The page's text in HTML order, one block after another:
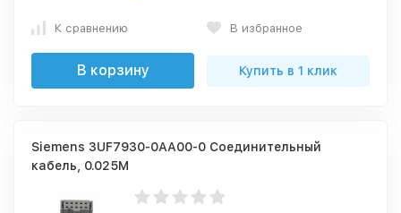
К сравнению В избранное
В корзину Купить в 1 клик
Siemens 3UF7930-0AA00-0 Соединительный
кабель, 0.025M